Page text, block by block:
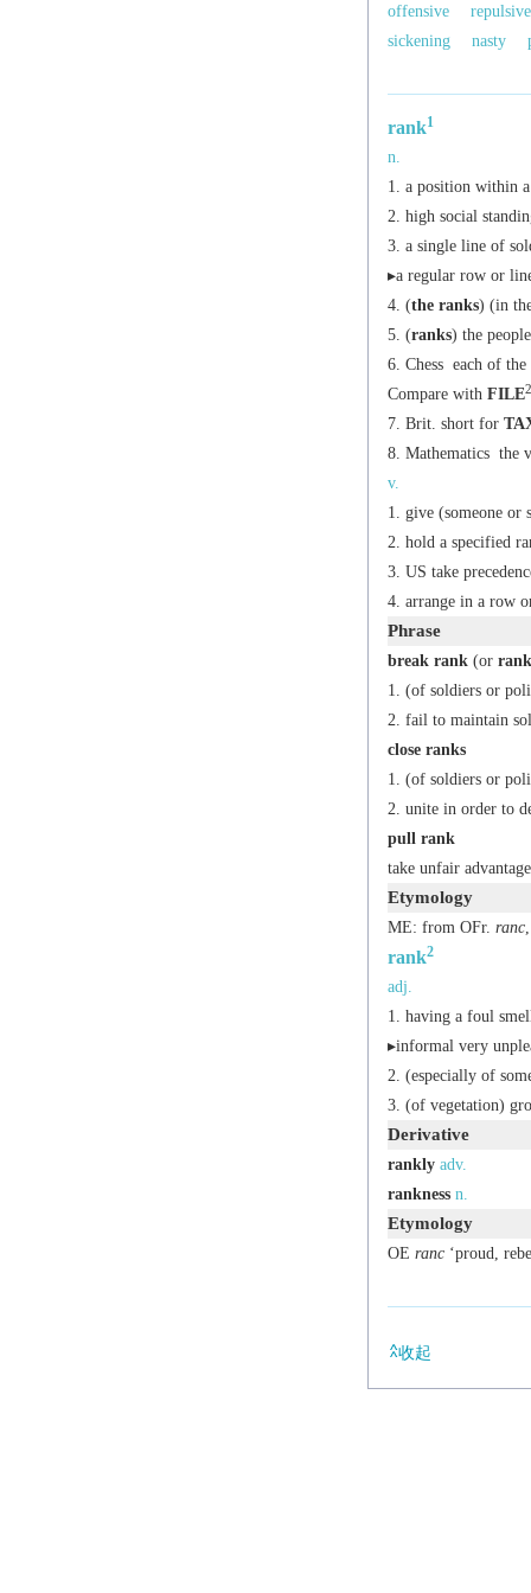
offensive
repulsive
sickening
nasty
rank1
n.
a position within
high social
a single line of
▸a regular row or
(the ranks) (in
(ranks) the
Chess each of the
Compare with FILE2
Brit. short for
Mathematics the
v.
give (someone or
hold a specified
US take
arrange in a row
Phrase
break rank (or
(of soldiers or
fail to maintain
close ranks
(of soldiers or
unite in order to
pull rank
take unfair
Etymology
ME: from OFr. ranc
rank2
adj.
having a foul
▸informal very
(especially of
(of vegetation)
Derivative
rankly adv.
rankness n.
Etymology
OE ranc‘proud,
收起